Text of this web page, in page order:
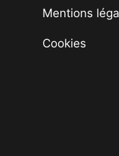
Mentions
Cookies